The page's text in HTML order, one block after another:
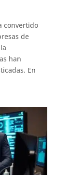
convertido
de
han
En